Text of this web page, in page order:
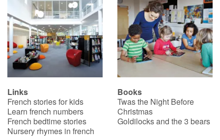
Links
French stories for kids
Learn french numbers
French bedtime stories
Nursery rhymes in french
Books
Twas the Night Before
Christmas
Goldilocks and the 3 bears